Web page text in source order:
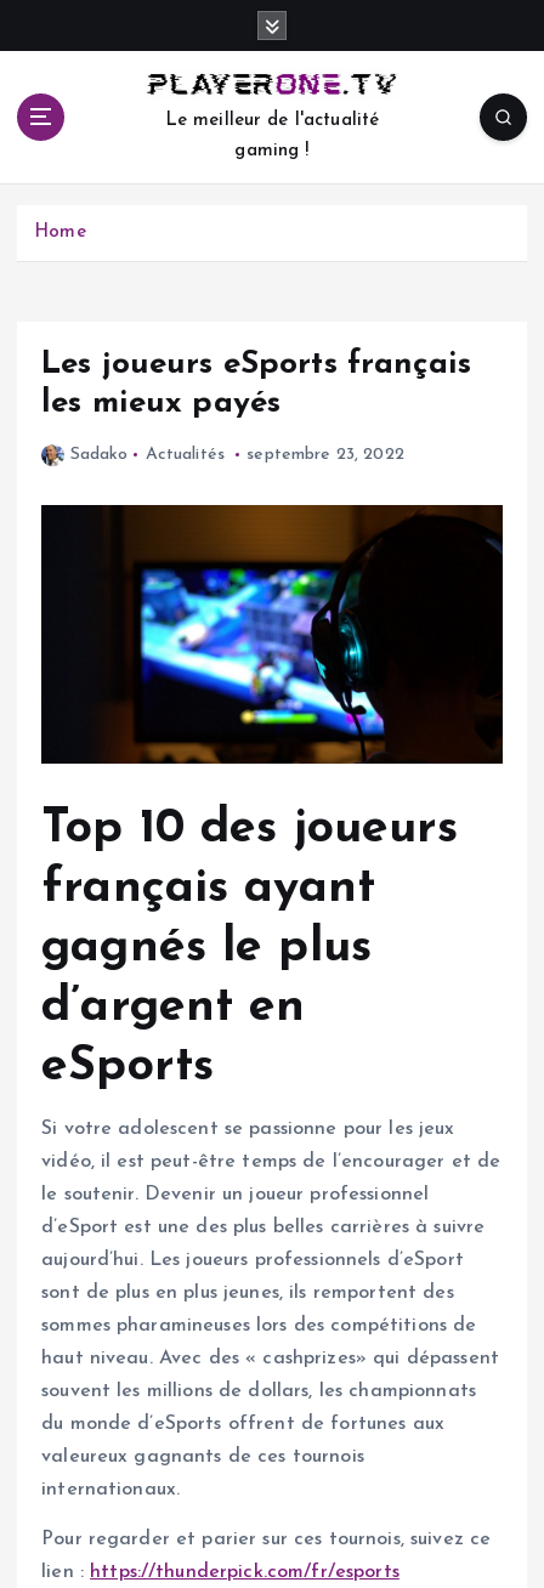
c
Le meilleur de l'actualité
gaming !
Home
Les joueurs eSports français
les mieux payés
Sadako Actualités septembre 23, 2022
Top 10 des joueurs
français ayant
gagnés le plus
d’argent en
eSports
Si votre adolescent se passionne pour les jeux
vidéo, il est peut-être temps de l’encourager et de
le soutenir. Devenir un joueur professionnel
d’eSport est une des plus belles carrières à suivre
aujourd’hui. Les joueurs professionnels d’eSport
sont de plus en plus jeunes, ils remportent des
sommes pharamineuses lors des compétitions de
haut niveau. Avec des « cashprizes» qui dépassent
souvent les millions de dollars, les championnats
du monde d’eSports offrent de fortunes aux
valeureux gagnants de ces tournois
internationaux.
Pour regarder et parier sur ces tournois, suivez ce
lien : https://thunderpick.com/fr/esports